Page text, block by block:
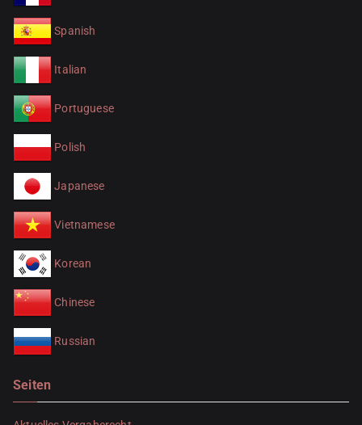
Spanish
Italian
Portuguese
Polish
Japanese
Vietnamese
Korean
Chinese
Russian
Seiten